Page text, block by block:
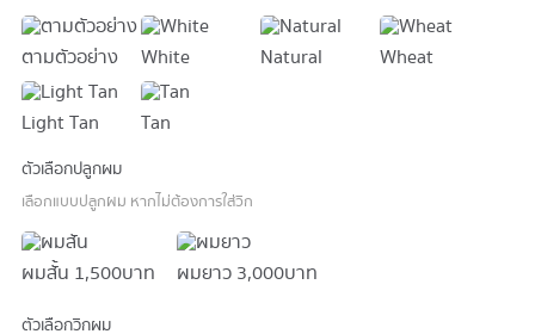
ตามตัวอย่าง White Natural Wheat
Light Tan Tan
ตัวเลือกปลูกผม
เลือกแบบปลูกผม หากไม่ต้องการใส่วิก
ผมสั้น 1,500 บาท ผมยาว 3,000 บาท
ตัวเลือกวิกผม